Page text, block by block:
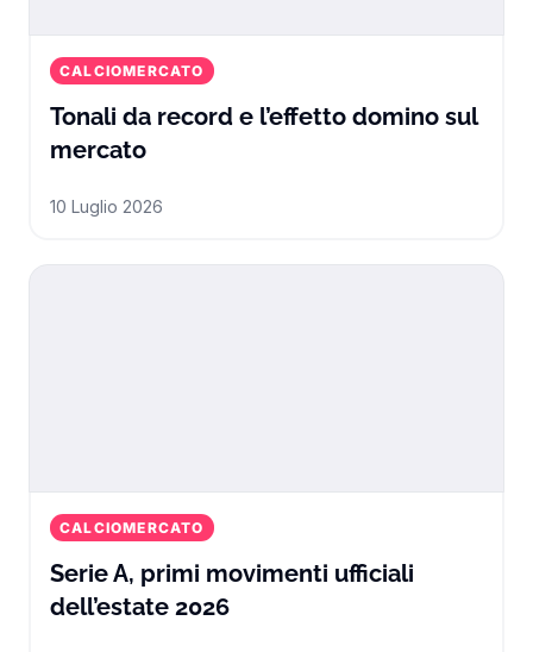
CALCIOMERCATO
Tonali da record e l’effetto domino sul
mercatoTonali da record e l’effetto
10 Luglio 2026
CALCIOMERCATO
Serie A, primi movimenti ufficiali
dell’estate 2026Serie A, primi movimenti